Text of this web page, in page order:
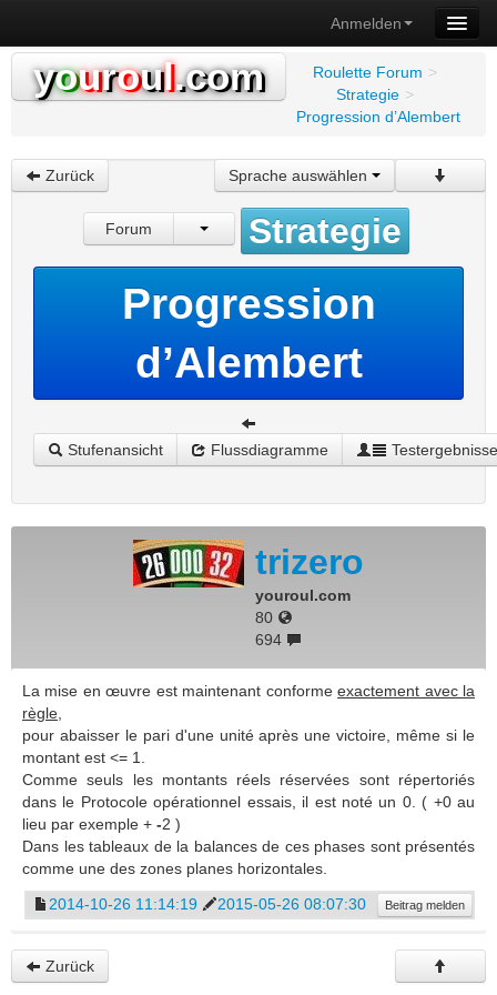
Anmelden
youroul.com Roulette Forum >
Strategie >
Progression d’Alembert
Zurück Sprache auswählen
Forum Strategie
Progression
d’Alembert
Stufenansicht Flussdiagramme Testergebnisse
trizero
youroul.com
80
694
La mise en œuvre est maintenant conformeexactement avec la
règle
pour abaisser le pari d'une unité après une victoire, même si le
montant est <= 1.
Comme seuls les montants réels réservées sont répertoriés
dans le Protocole opérationnel essais, il est noté un 0. ( +0 au
lieu par exemple + -2 )
Dans les tableaux de la balances de ces phases sont présentés
comme une des zones planes horizontales.
2014-10-26 11:14:19
2015-05-26 08:07:30 Beitrag melden
Zurück